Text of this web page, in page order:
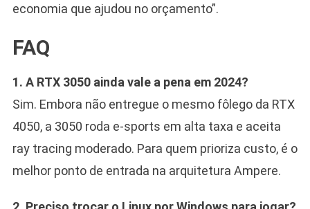
economia que ajudou no orçamento”.
FAQ
1. A RTX 3050 ainda vale a pena em 2024?
Sim. Embora não entregue o mesmo fôlego da RTX
4050, a 3050 roda e-sports em alta taxa e aceita
ray tracing moderado. Para quem prioriza custo, é o
melhor ponto de entrada na arquitetura Ampere.